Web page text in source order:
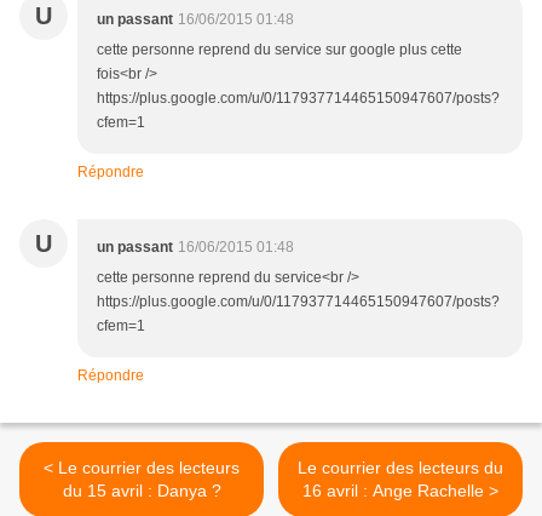
U un passant 16/06/2015 01:48
cette personne reprend du service sur google plus cette
fois<br />
https://plus.google.com/u/0/117937714465150947607/posts?
cfem=1
Répondre
U un passant 16/06/2015 01:48
cette personne reprend du service<br />
https://plus.google.com/u/0/117937714465150947607/posts?
cfem=1
Répondre
< Le courrier des lecteurs
du 15 avril : Danya ?
Le courrier des lecteurs du
16 avril : Ange Rachelle >